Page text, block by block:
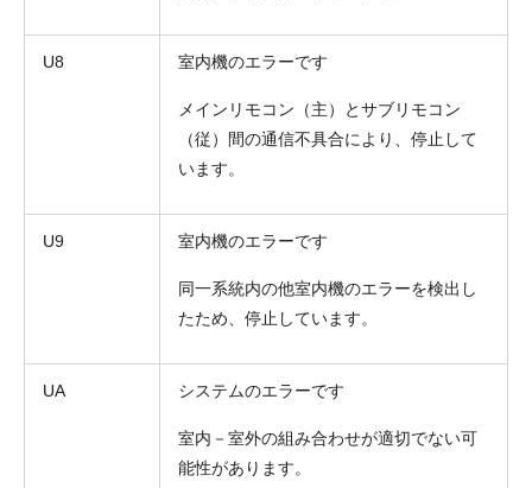
U8 室内機のエラーです
メインリモコン（主）とサブリモコン
（従）間の通信不具合により、停止して
います。
U9 室内機のエラーです
同一系統内の他室内機のエラーを検出し
たため、停止しています。
UA システムのエラーです
室内－室外の組み合わせが適切でない可
能性があります。